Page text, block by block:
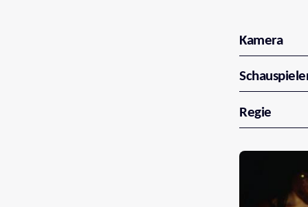
Kamera
Regie